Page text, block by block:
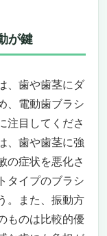
＜プレミア
歯ブラシ「刺
」そんなあ
しない設計
たり
と合わないか
）｜敏感
世代ブラシ
が鍵
、歯や歯茎にダ
、電動歯ブラシ
注目してくださ
、歯や歯茎に強
の症状を悪化さ
タイプのブラシ
。また、振動方
ものは比較的優